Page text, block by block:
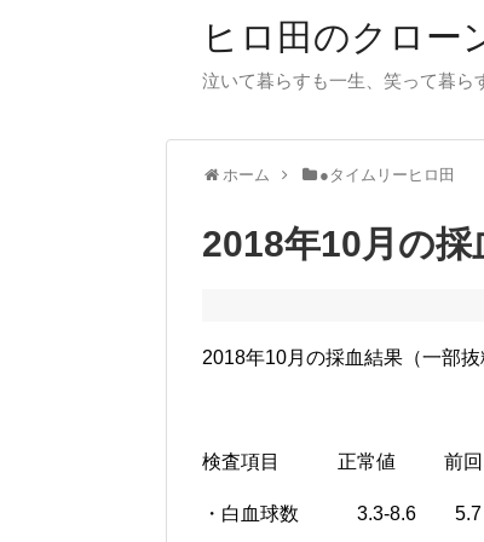
ヒロ田のクロー
泣いて暮らすも一生、笑って暮ら
ホーム ●タイムリーヒロ田
2018年10月の
2018年10月の採血結果（一部抜
検査項目 正常値 前
・白血球数 3.3-8.6